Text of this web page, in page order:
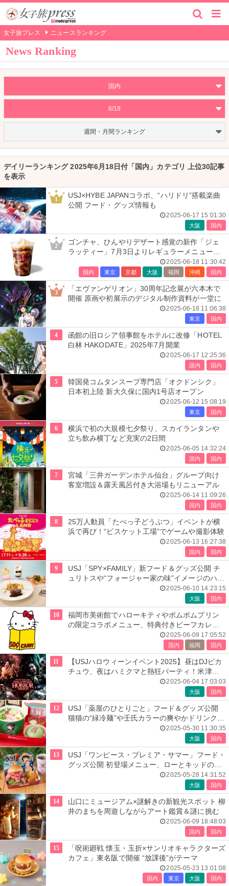
女子旅プレス ニュースランキング
News Ranking
国内
6/18
週間・月間ランキング
デイリーランキング 2025年6月18日付「国内」カテゴリ 上位30記事
を表示
1
USJ×HYBE JAPANコラボ、“ハリドリ”搭載楽曲
公開 フード・グッズ情報も
2025-06-17 15:01:30
大阪 国内
2
ゴンチャ、ひんやりデザート感覚の新作「ジェ
ラッティー」7月3日よりレギュラーメニューに
2025-06-18 11:30:42
国内 東京 京都 大阪 福岡 沖縄 国内
3
「エヴァンゲリオン」30周年記念展が六本木で
開催 原画や初展示のデジタル制作資料が一堂に
2025-06-18 11:06:38
東京 国内
4
函館の旧ロシア領事館をホテルに改修「HOTEL
白林 HAKODATE」2025年7月開業
2025-06-17 12:25:36
国内 国内
5
韓国発コムタンスープ専門店「オクドンシク」
日本初上陸 新大久保に国内1号店オープン
2025-06-12 15:08:19
東京 国内
6
横浜で初の大規模七夕祭り、スカイランタンや
立ち飲み横丁など充実の2日間
2025-06-05 14:32:24
国内 国内
7
宮城「三井ガーデンホテル仙台」グループ向け
客室増設＆露天風呂付き大浴場もリニューアル
2025-06-14 11:09:26
国内 国内
8
25万人動員「たべっ子どうぶつ」イベントが横
浜で再び！“ビスケット工場”でゲームや撮影体験
2025-06-13 16:27:38
国内 国内
9
USJ「SPY×FAMILY」新フード＆グッズ公開 チ
ュリトスや“フォージャー家の味”イメージのハン
2025-06-10 14:23:15
大阪 国内
10
福岡市美術館でハローキティやポムポムプリン
の限定コラボメニュー、特典付きビーフカレー
2025-06-09 17:05:52
国内 福岡 国内
11
【USJハロウィーンイベント2025】昼はDJピカ
チュウ、夜はハミクマと熱狂パーティ！米津玄
2025-06-04 17:03:03
大阪 国内
12
USJ「薬屋のひとりごと」フード＆グッズ公開
猫猫の“緑冷麺”や壬氏カラーの爽やかドリンク登
2025-05-30 11:30:35
大阪 国内
13
USJ「ワンピース・プレミア・サマー」フード・
グッズ公開 初登場メニュー、ローとキッドの食
2025-05-28 14:31:52
大阪 国内
14
山口にミュージアム×謎解きの新観光スポット 柳
井のまちを周遊しながらアート鑑賞＆謎に挑む
2025-06-09 18:48:03
国内 国内
15
「呪術廻戦 懐玉・玉折×サンリオキャラクターズ
カフェ」東名阪で開催 “放課後”がテーマ
2025-05-23 13:01:08
国内 東京 大阪 国内